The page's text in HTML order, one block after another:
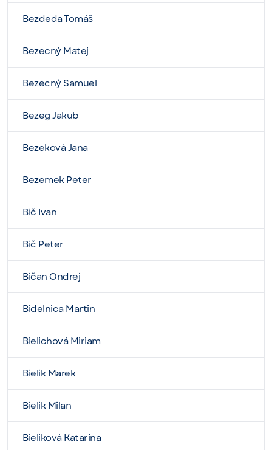
Bezdeda Tomáš
Bezecný Matej
Bezecný Samuel
Bezeg Jakub
Bezeková Jana
Bezemek Peter
Bič Ivan
Bič Peter
Bičan Ondrej
Bidelnica Martin
Bielichová Miriam
Bielik Marek
Bielik Milan
Bieliková Katarína